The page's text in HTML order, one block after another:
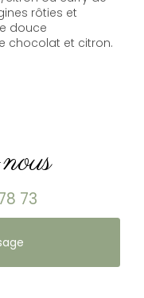
rôties et
douce
chocolat et citron.
73